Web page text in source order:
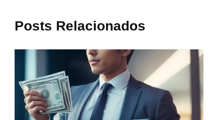
Posts Relacionados